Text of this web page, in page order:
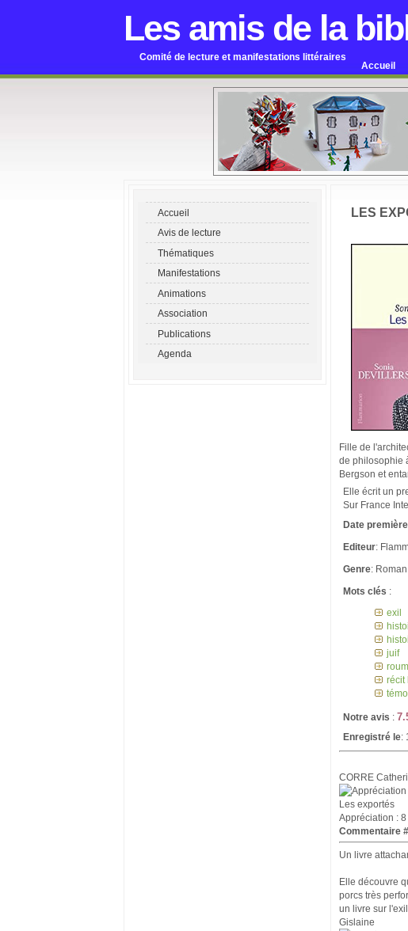
Les amis de la
Comité de lecture et manifestations littéraires
Accueil
Accueil
Avis de lecture
Thématiques
Manifestations
Animations
Association
Publications
Agenda
LES
Fille de
de philosophie
Bergson et
Elle écrit un
Sur France
Date
Editeur:
Genre:
Mots clés :
exil
juif
récit
Notre avis :
Enregistré le:
CORRE
Les exportés
Appréciation : 8
Commentaire
Un livre
Elle découvre
porcs très
un livre sur
Gislaine